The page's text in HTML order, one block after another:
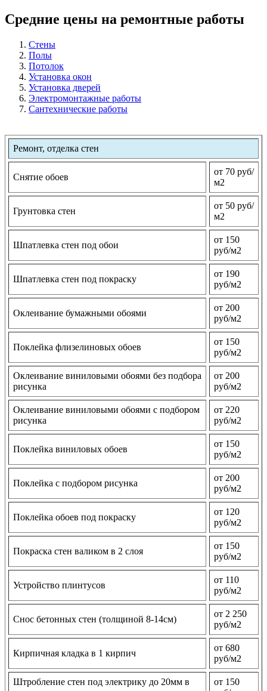
Средние цены на ремонтные работы
Стены
Полы
Потолок
Установка окон
Установка дверей
Электромонтажные работы
Сантехнические работы
Ремонт, отделка стен
Снятие обоев
от 70 руб/
м2
Грунтовка стен
от 50 руб/
м2
Шпатлевка стен под обои
от 150
руб/м2
Шпатлевка стен под покраску
от 190
руб/м2
Оклеивание бумажными обоями
от 200
руб/м2
Поклейка флизелиновых обоев
от 150
руб/м2
Оклеивание виниловыми обоями без подбора
рисунка
от 200
руб/м2
Оклеивание виниловыми обоями с подбором
рисунка
от 220
руб/м2
Поклейка виниловых обоев
от 150
руб/м2
Поклейка с подбором рисунка
от 200
руб/м2
Поклейка обоев под покраску
от 120
руб/м2
Покраска стен валиком в 2 слоя
от 150
руб/м2
Устройство плинтусов
от 110
руб/м2
Снос бетонных стен (толщиной 8-14см)
от 2 250
руб/м2
Кирпичная кладка в 1 кирпич
от 680
руб/м2
Штробление стен под электрику до 20мм в
от 150